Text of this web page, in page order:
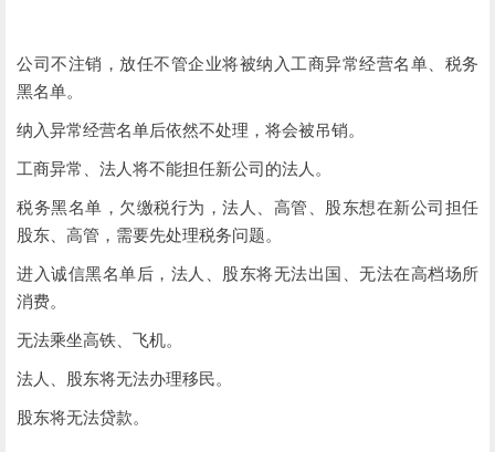
公司不注销，放任不管企业将被纳入工商异常经营名单、税务
黑名单。
纳入异常经营名单后依然不处理，将会被吊销。
工商异常、法人将不能担任新公司的法人。
税务黑名单，欠缴税行为，法人、高管、股东想在新公司担任
股东、高管，需要先处理税务问题。
进入诚信黑名单后，法人、股东将无法出国、无法在高档场所
消费。
无法乘坐高铁、飞机。
法人、股东将无法办理移民。
股东将无法贷款。